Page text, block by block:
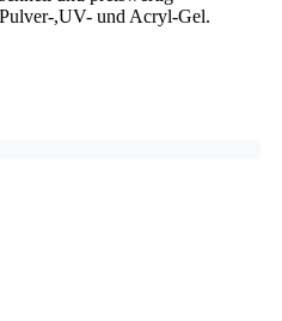
,UV- und Acryl-Gel.